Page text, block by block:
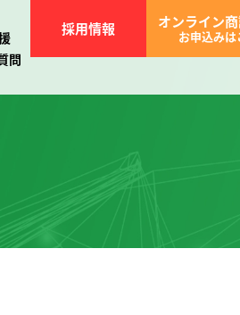
問
採用情報 オンライン
お申込みは